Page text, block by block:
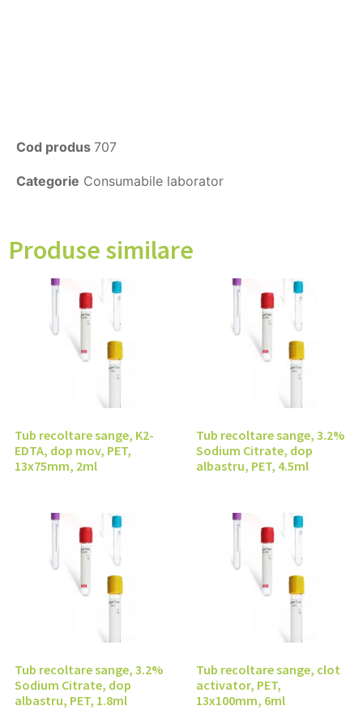
Cod produs 707
Categorie Consumabile laborator
Produse similare
Tub recoltare sange, K2-
EDTA, dop mov, PET,
13x75mm, 2ml
Tub recoltare sange, 3.2%
Sodium Citrate, dop
albastru, PET, 4.5ml
Tub recoltare sange, 3.2%
Sodium Citrate, dop
albastru, PET, 1.8ml
Tub recoltare sange, clot
activator, PET,
13x100mm, 6ml